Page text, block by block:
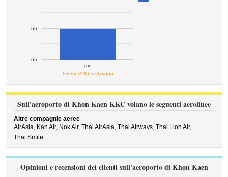
gio
65
66
Giorni della settimana
Sull'aeroporto di Khon Kaen KKC volano le seguenti aerolinee
Altre compagnie aeree
AirAsia, Kan Air, Nok Air,Thai AirAsia,Thai Airways,Thai Lion Air,
Thai Smile
Opinioni e recensioni dei clienti sull'aeroporto di Khon Kaen